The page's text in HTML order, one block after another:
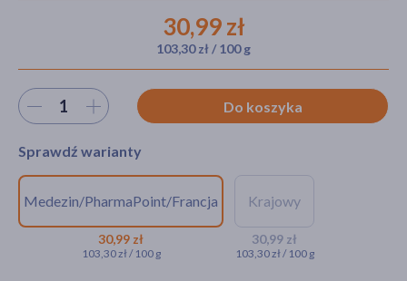
30,99 zł
103,30 zł / 100 g
Wybierz ilość Do koszyka
Sprawdź warianty
Medezin/PharmaPoint/Francja
30,99 zł
103,30 zł / 100 g
NA RECEPTĘ
Differin, 1 mg/g, żel, 30 g
(import równoległy,
Krajowy
30,99 zł
103,30 zł / 100 g0,1%, żel, 30 g